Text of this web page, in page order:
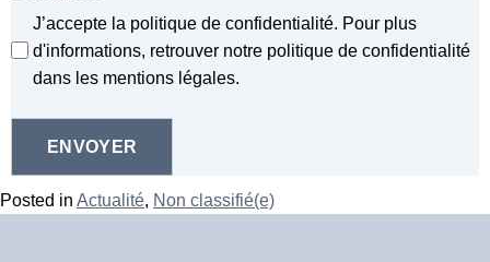
J’accepte la politique de confidentialité. Pour plus
d'informations, retrouver notre politique de confidentialité
dans les mentions légales.
Posted in Actualité, Non classifié(e)